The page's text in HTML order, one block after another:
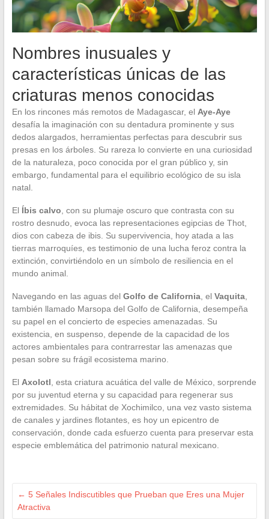
Nombres inusuales y
características únicas de las
criaturas menos conocidas
En los rincones más remotos de Madagascar, el Aye-Aye
desafía la imaginación con su dentadura prominente y sus
dedos alargados, herramientas perfectas para descubrir sus
presas en los árboles. Su rareza lo convierte en una curiosidad
de la naturaleza, poco conocida por el gran público y, sin
embargo, fundamental para el equilibrio ecológico de su isla
natal.
El Íbis calvo , con su plumaje oscuro que contrasta con su
rostro desnudo, evoca las representaciones egipcias de Thot,
dios con cabeza de ibis. Su supervivencia, hoy atada a las
tierras marroquíes, es testimonio de una lucha feroz contra la
extinción, convirtiéndolo en un símbolo de resiliencia en el
mundo animal.
Navegando en las aguas del Golfo de California, el Vaquita,
también llamado Marsopa del Golfo de California, desempeña
su papel en el concierto de especies amenazadas. Su
existencia, en suspenso, depende de la capacidad de los
actores ambientales para contrarrestar las amenazas que
pesan sobre su frágil ecosistema marino.
El Axolotl , esta criatura acuática del valle de México, sorprende
por su juventud eterna y su capacidad para regenerar sus
extremidades. Su hábitat de Xochimilco, una vez vasto sistema
de canales y jardines flotantes, es hoy un epicentro de
conservación, donde cada esfuerzo cuenta para preservar esta
especie emblemática del patrimonio natural mexicano.
← 5 Señales Indiscutibles que Prueban que Eres una Mujer
Atractiva